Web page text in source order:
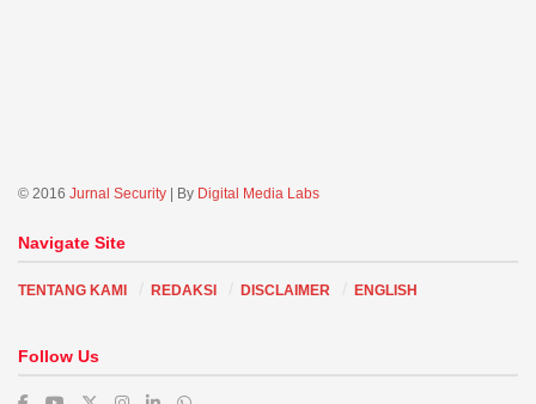
© 2016 Jurnal Security | By Digital Media Labs
Navigate Site
TENTANG KAMI REDAKSI DISCLAIMER ENGLISH
Follow Us